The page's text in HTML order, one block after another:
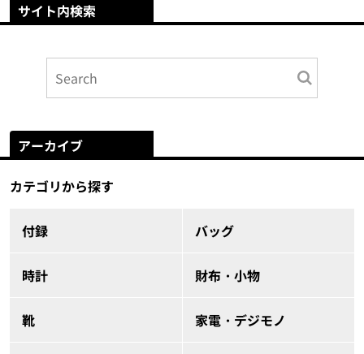
サイト内検索
アーカイブ
カテゴリから探す
付録 バッグ
時計 財布・小物
靴 家電・デジモノ